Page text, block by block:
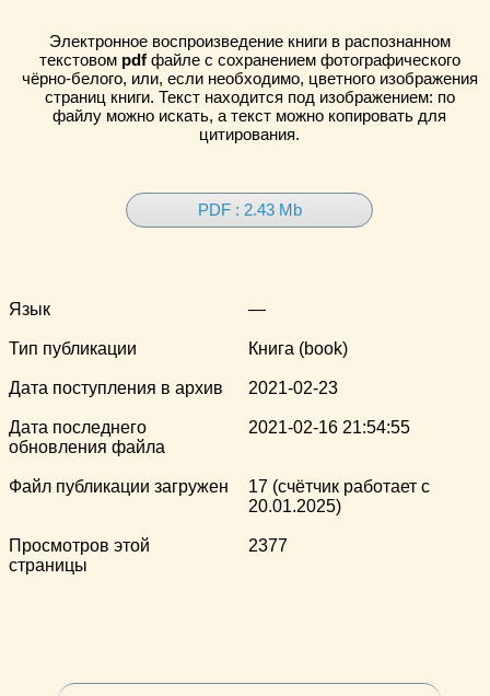
Электронное воспроизведение книги в распознанном
текстовом pdfфайле с сохранением фотографического
чёрно-белого, или, если необходимо, цветного изображения
страниц книги. Текст находится под изображением: по
файлу можно искать, а текст можно копировать для
цитирования.
PDF : 2.43 Mb
Язык —
Тип публикации Книга (book)
Дата поступления в архив 2021-02-23
Дата последнего
обновления файла
2021-02-16 21:54:55
Файл публикации загружен
17 (счётчик работает с
20.01.2025)
Просмотров этой
страницы
2377